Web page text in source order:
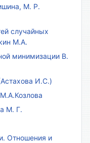
М. Р.
случайных
М.А.
минимизации В.
И.С.)
М. Г.
Отношения и